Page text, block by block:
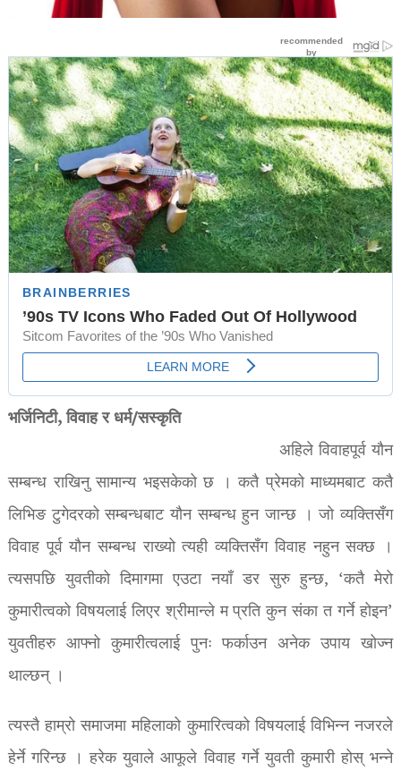
भर्जिनिटी, विवाह र धर्म/सस्कृति
अहिले विवाहपूर्व यौन
सम्बन्ध राखिनु सामान्य भइसकेको छ । कतै प्रेमको माध्यमबाट कतै
लिभिङ टुगेदरको सम्बन्धबाट यौन सम्बन्ध हुन जान्छ । जो व्यक्तिसँग
विवाह पूर्व यौन सम्बन्ध राख्यो त्यही व्यक्तिसँग विवाह नहुन सक्छ ।
त्यसपछि युवतीको दिमागमा एउटा नयाँ डर सुरु हुन्छ, ‘कतै मेरो
कुमारीत्वको विषयलाई लिएर श्रीमान्ले म प्रति कुन संका त गर्ने होइन’
युवतीहरु आफ्नो कुमारीत्वलाई पुनः फर्काउन अनेक उपाय खोज्न
थाल्छन् ।
त्यस्तै हाम्रो समाजमा महिलाको कुमारित्वको विषयलाई विभिन्न नजरले
हेर्ने गरिन्छ । हरेक युवाले आफूले विवाह गर्ने युवती कुमारी होस् भन्ने